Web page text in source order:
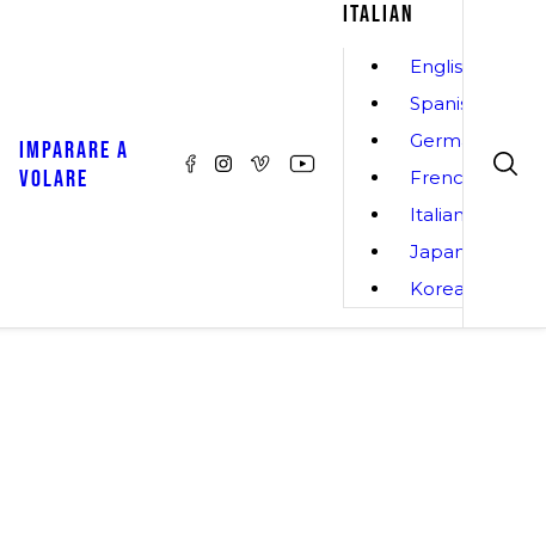
IMPARARE A
VOLARE
ITALIAN
English
Spanish
German
French
Italian
Japanese
Korean